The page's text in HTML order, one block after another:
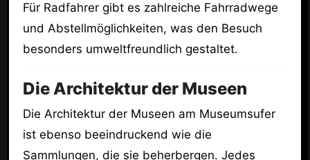
Für Radfahrer gibt es zahlreiche Fahrradwege
und Abstellmöglichkeiten, was den Besuch
besonders umweltfreundlich gestaltet.
Die Architektur der Museen
Die Architektur der Museen am Museumsufer
ist ebenso beeindruckend wie die
Sammlungen, die sie beherbergen. Jedes